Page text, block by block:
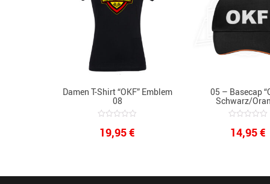
Damen T-Shirt “OKF” Emblem
08
out
of
19,95€
05 – Basecap
Schwarz/
out
of
14,95€